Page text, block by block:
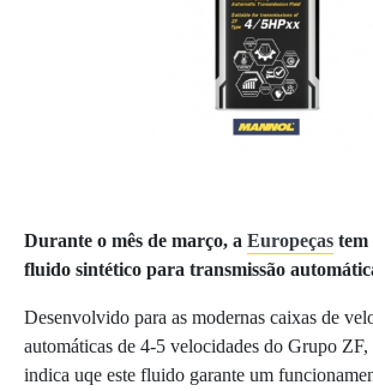
Durante o mês de março, a Europeças tem
fluido sintético para transmissão
Desenvolvido para as modernas caixas de
automáticas de 4-5 velocidades do Grupo ZF,
indica uqe este fluido garante um